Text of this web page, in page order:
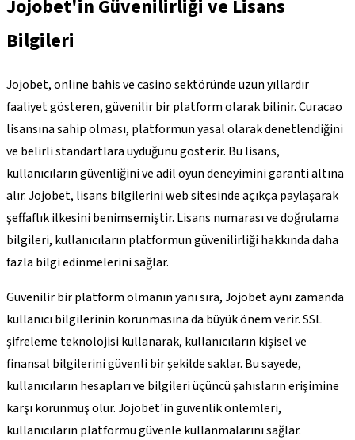
Jojobet'in Güvenilirliği ve Lisans
Bilgileri
Jojobet, online bahis ve casino sektöründe uzun yıllardır
faaliyet gösteren, güvenilir bir platform olarak bilinir. Curacao
lisansına sahip olması, platformun yasal olarak denetlendiğini
ve belirli standartlara uyduğunu gösterir. Bu lisans,
kullanıcıların güvenliğini ve adil oyun deneyimini garanti altına
alır. Jojobet, lisans bilgilerini web sitesinde açıkça paylaşarak
şeffaflık ilkesini benimsemiştir. Lisans numarası ve doğrulama
bilgileri, kullanıcıların platformun güvenilirliği hakkında daha
fazla bilgi edinmelerini sağlar.
Güvenilir bir platform olmanın yanı sıra, Jojobet aynı zamanda
kullanıcı bilgilerinin korunmasına da büyük önem verir. SSL
şifreleme teknolojisi kullanarak, kullanıcıların kişisel ve
finansal bilgilerini güvenli bir şekilde saklar. Bu sayede,
kullanıcıların hesapları ve bilgileri üçüncü şahısların erişimine
karşı korunmuş olur. Jojobet'in güvenlik önlemleri,
kullanıcıların platformu güvenle kullanmalarını sağlar.